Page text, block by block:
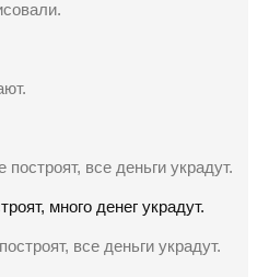
все деньги украдут.
много денег украдут.
все деньги украдут.